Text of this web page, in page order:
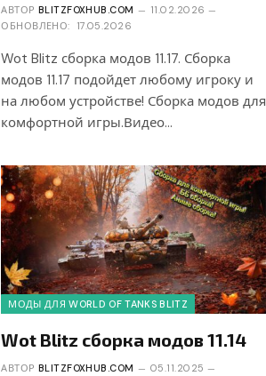
АВТОР BLITZFOXHUB.COM
11.02.2026
ОБНОВЛЕНО:
17.05.2026
Wot Blitz сборка модов 11.17. Сборка
модов 11.17 подойдет любому игроку и
на любом устройстве! Сборка модов для
комфортной игры.Видео…
МОДЫ ДЛЯ WORLD OF TANKS BLITZ
Wot Blitz сборка модов 11.14
АВТОР BLITZFOXHUB.COM
05.11.2025